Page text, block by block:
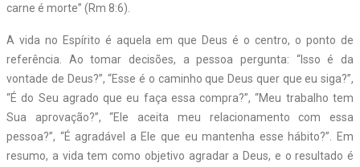
carne é morte” (Rm 8:6).
A vida no Espírito é aquela em que Deus é o centro, o ponto de
referência. Ao tomar decisões, a pessoa pergunta: “Isso é da
vontade de Deus?”, “Esse é o caminho que Deus quer que eu siga?”,
“É do Seu agrado que eu faça essa compra?”, “Meu trabalho tem
Sua aprovação?”, “Ele aceita meu relacionamento com essa
pessoa?”, “É agradável a Ele que eu mantenha esse hábito?”. Em
resumo, a vida tem como objetivo agradar a Deus, e o resultado é